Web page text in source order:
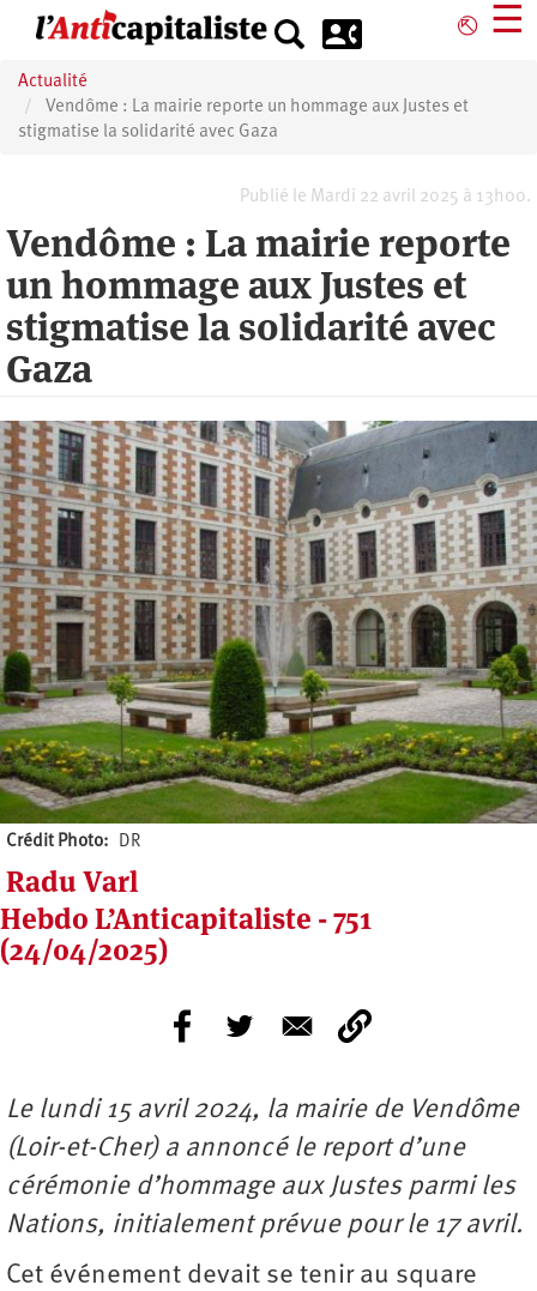
principal
⎋ ☰
Actualité
Vendôme : La mairie reporte un hommage aux Justes et
stigmatise la solidarité avec Gaza
Publié le Mardi 22 avril 2025 à 13h00.
Vendôme : La mairie reporte
un hommage aux Justes et
stigmatise la solidarité avec
Gaza
Crédit Photo DR
Radu Varl
Hebdo L’Anticapitaliste - 751
(24/04/2025)
Le lundi 15 avril 2024, la mairie de Vendôme
(Loir-et-Cher) a annoncé le report d’une
cérémonie d’hommage aux Justes parmi les
Nations, initialement prévue pour le 17 avril.
Cet événement devait se tenir au square